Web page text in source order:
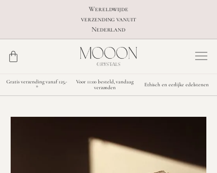
Wereldwijde
verzending vanuit
Nederland
Gratis verzending vanaf 125,-
*
Voor 11:00 besteld, vandaag
verzonden
Ethisch en eerlijke edelstenen